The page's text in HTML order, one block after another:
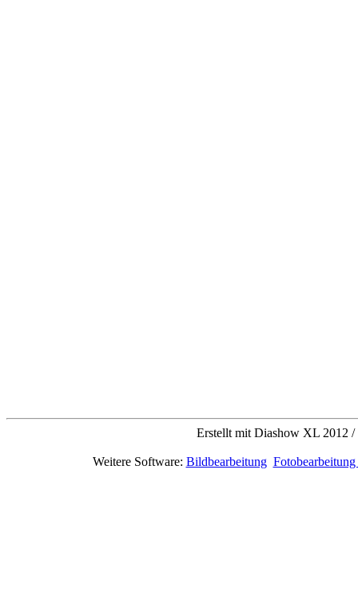
Erstellt mit Diashow XL 2012
Weitere Software: Bildbearbeitung